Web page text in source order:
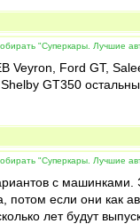
"Суперкары. Лучшие
Veyron, Ford GT,
GT350
"Суперкары. Лучшие
с
потом если они как
лет будут